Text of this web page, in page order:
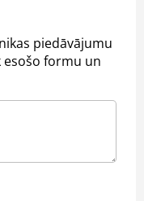
piedāvājumu
esošo formu un